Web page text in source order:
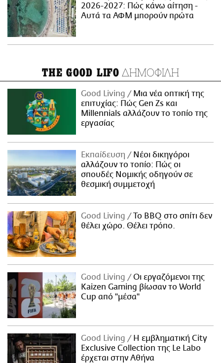
2026-2027: Πώς κάνω αίτηση -
Αυτά τα ΑΦΜ μπορούν πρώτα
THE GOOD LIFO ΔΗΜΟΦΙΛΗ
Good Living
Μια νέα οπτική της
επιτυχίας: Πώς Gen Zs και
Millennials αλλάζουν το τοπίο της
εργασίας
Εκπαίδευση
Νέοι δικηγόροι
αλλάζουν το τοπίο: Πώς οι
σπουδές Νομικής οδηγούν σε
θεσμική συμμετοχή
Good Living
Το BBQ στο σπίτι δεν
θέλει χώρο. Θέλει τρόπο.
Good Living
Οι εργαζόμενοι της
Kaizen Gaming βίωσαν το World
Cup από "μέσα"
Good Living
Η εμβληματική City
Exclusive Collection της Le Labo
έρχεται στην Αθήνα